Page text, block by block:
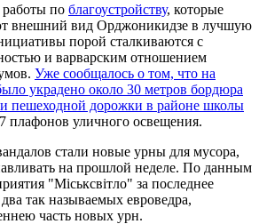
работы по благоустройству, которые
внешний вид Орджоникидзе в лучшую
порой сталкиваются с
и варварским отношением
Уже сообщалось о том, что на
украдено около 30 метров бордюра
пешеходной дорожки в районе школы
плафонов уличного освещения.
стали новые урны для мусора,
на прошлой неделе. По данным
"Міськсвітло" за последнее
так называемых евроведра,
часть новых урн.